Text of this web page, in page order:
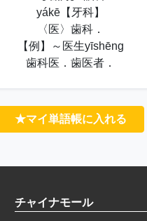
yákē【牙科】
〈医〉歯科．
【例】～医生yīshēng
歯科医．歯医者．
★マイ単語帳に入れる
チャイナモール